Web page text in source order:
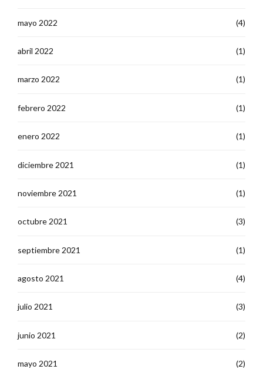
mayo 2022 (4)
abril 2022 (1)
marzo 2022 (1)
febrero 2022 (1)
enero 2022 (1)
diciembre 2021 (1)
noviembre 2021 (1)
octubre 2021 (3)
septiembre 2021 (1)
agosto 2021 (4)
julio 2021 (3)
junio 2021 (2)
mayo 2021 (2)